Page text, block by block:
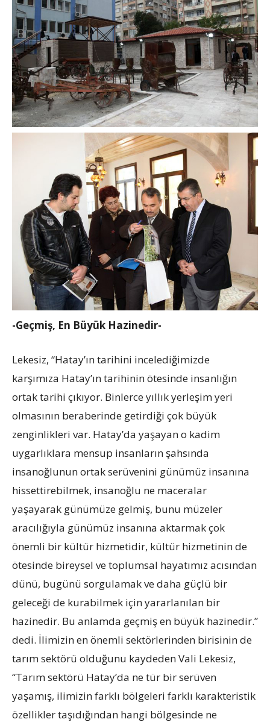
-Geçmiş, En Büyük Hazinedir-
Lekesiz, “Hatay’ın tarihini incelediğimizde
karşımıza Hatay’ın tarihinin ötesinde insanlığın
ortak tarihi çıkıyor. Binlerce yıllık yerleşim yeri
olmasının beraberinde getirdiği çok büyük
zenginlikleri var. Hatay’da yaşayan o kadim
uygarlıklara mensup insanların şahsında
insanoğlunun ortak serüvenini günümüz insanına
hissettirebilmek, insanoğlu ne maceralar
yaşayarak günümüze gelmiş, bunu müzeler
aracılığıyla günümüz insanına aktarmak çok
önemli bir kültür hizmetidir, kültür hizmetinin de
ötesinde bireysel ve toplumsal hayatımız acısından
dünü, bugünü sorgulamak ve daha güçlü bir
geleceği de kurabilmek için yararlanılan bir
hazinedir. Bu anlamda geçmiş en büyük hazinedir.”
dedi. İlimizin en önemli sektörlerinden birisinin de
tarım sektörü olduğunu kaydeden Vali Lekesiz,
“Tarım sektörü Hatay’da ne tür bir serüven
yaşamış, ilimizin farklı bölgeleri farklı karakteristik
özellikler taşıdığından hangi bölgesinde ne